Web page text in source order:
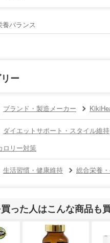
バランス
ー
ブランド・製造メーカー
ダイエットサポート・スタイル維持
ロリー対策
生活習慣・健康維持 総合栄養
った人はこんな商品も